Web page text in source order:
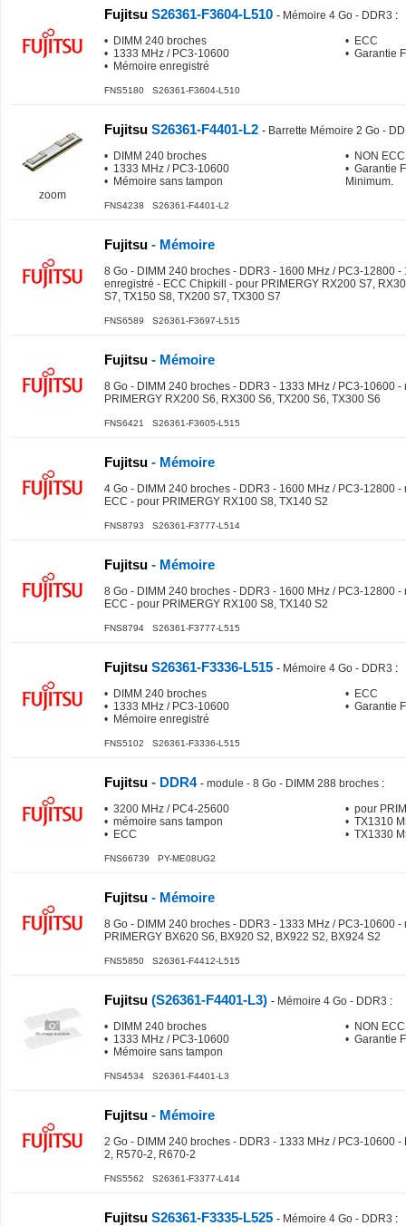
Fujitsu S26361-F3604-L510 - Mémoire 4 Go - DDR3 :
• DIMM 240 broches
• 1333 MHz / PC3-10600
• Mémoire enregistré
• ECC
• Garantie
FNS5180 S26361-F3604-L510
zoom
Fujitsu S26361-F4401-L2 - Barrette Mémoire 2 Go -
• DIMM 240 broches
• 1333 MHz / PC3-10600
• Mémoire sans tampon
• NON ECC
• Garantie
Minimum.
FNS4238 S26361-F4401-L2
Fujitsu - Mémoire
8 Go - DIMM 240 broches - DDR3 - 1600 MHz / PC3-12800 -
enregistré - ECC Chipkill - pour PRIMERGY RX200 S7,
S7, TX150 S8, TX200 S7, TX300 S7
FNS6589 S26361-F3697-L515
Fujitsu - Mémoire
8 Go - DIMM 240 broches - DDR3 - 1333 MHz / PC3-10600
PRIMERGY RX200 S6, RX300 S6, TX200 S6, TX300 S6
FNS6421 S26361-F3605-L515
Fujitsu - Mémoire
4 Go - DIMM 240 broches - DDR3 - 1600 MHz / PC3-12800
ECC - pour PRIMERGY RX100 S8, TX140 S2
FNS8793 S26361-F3777-L514
Fujitsu - Mémoire
8 Go - DIMM 240 broches - DDR3 - 1600 MHz / PC3-12800
ECC - pour PRIMERGY RX100 S8, TX140 S2
FNS8794 S26361-F3777-L515
Fujitsu S26361-F3336-L515 - Mémoire 4 Go - DDR3 :
• DIMM 240 broches
• 1333 MHz / PC3-10600
• Mémoire enregistré
• ECC
• Garantie
FNS5102 S26361-F3336-L515
Fujitsu - DDR4 - module - 8 Go - DIMM 288 broches :
• 3200 MHz / PC4-25600
• mémoire sans tampon
• ECC
• pour
• TX1310
• TX1330
FNS66739 PY-ME08UG2
Fujitsu - Mémoire
8 Go - DIMM 240 broches - DDR3 - 1333 MHz / PC3-10600
PRIMERGY BX620 S6, BX920 S2, BX922 S2, BX924 S2
FNS5850 S26361-F4412-L515
Fujitsu (S26361-F4401-L3) - Mémoire 4 Go - DDR3 :
• DIMM 240 broches
• 1333 MHz / PC3-10600
• Mémoire sans tampon
• NON ECC
• Garantie
FNS4534 S26361-F4401-L3
Fujitsu - Mémoire
2 Go - DIMM 240 broches - DDR3 - 1333 MHz / PC3-10600
2, R570-2, R670-2
FNS5562 S26361-F3377-L414
Fujitsu S26361-F3335-L525 - Mémoire 4 Go - DDR3 :